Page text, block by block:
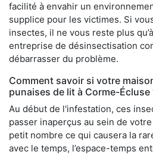
facilité à envahir un
supplice pour les victimes. Si
insectes, il ne vous reste plus
entreprise de désinsectisation
débarrasser du problème.
Comment savoir si votre
punaises de lit à Corme-Écluse
Au début de l'infestation, ces
passer inaperçus au sein de
petit nombre ce qui causera la
avec le temps, l’espace-temps